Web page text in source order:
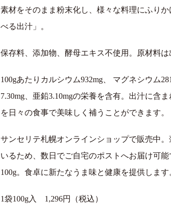
素材をそのまま粉末化し、様々な料理にふり
べる出汁」。
保存料、添加物、酵母エキス不使用。原材料は
100gあたりカルシウム932mg、 マグネシウム
7.30mg、亜鉛3.10mgの栄養を含有。出汁に含
を日々の食事で美味しく補うことができます。
サンセリテ札幌オンラインショップで販売中
いるため、数日でご自宅のポストへお届け可
100g。食卓に新たなうま味と健康を提供します
1袋100g入 1,296円（税込）